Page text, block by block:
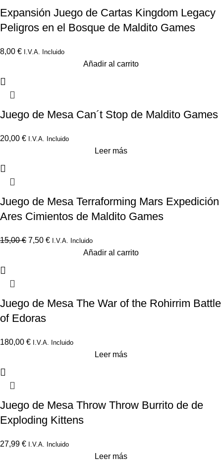
Expansión Juego de Cartas Kingdom Legacy
Peligros en el Bosque de Maldito Games
8,00 € I.V.A. Incluido
Añadir al carrito
Juego de Mesa Can´t Stop de Maldito Games
20,00 € I.V.A. Incluido
Leer más
Juego de Mesa Terraforming Mars Expedición
Ares Cimientos de Maldito Games
15,00€ 7,50 € I.V.A. Incluido
Añadir al carrito
Juego de Mesa The War of the Rohirrim Battle
of Edoras
180,00 € I.V.A. Incluido
Leer más
Juego de Mesa Throw Throw Burrito de de
Exploding Kittens
27,99 € I.V.A. Incluido
Leer más